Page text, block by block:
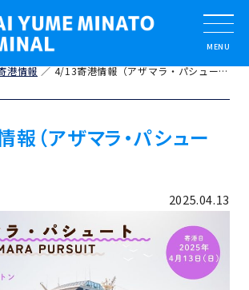
港情報 4/13寄港情報（アザマラ・パシュート）
（アザマラ・パシュー
2025.04.13